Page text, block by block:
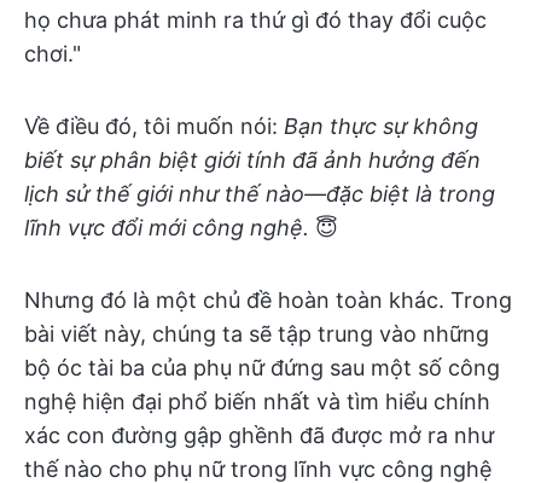
họ chưa phát minh ra thứ gì đó thay đổi cuộc
chơi."
Về điều đó, tôi muốn nói: Bạn thực sự không
biết sự phân biệt giới tính đã ảnh hưởng đến
lịch sử thế giới như thế nào—đặc biệt là trong
lĩnh vực đổi mới công nghệ. 😇
Nhưng đó là một chủ đề hoàn toàn khác. Trong
bài viết này, chúng ta sẽ tập trung vào những
bộ óc tài ba của phụ nữ đứng sau một số công
nghệ hiện đại phổ biến nhất và tìm hiểu chính
xác con đường gập ghềnh đã được mở ra như
thế nào cho phụ nữ trong lĩnh vực công nghệ